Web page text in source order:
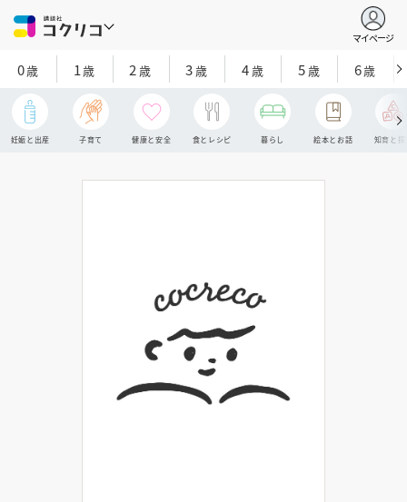
マイページ
0歳 1歳 2 歳 3歳 4歳 5歳 6歳
妊娠と出産 子育て 健康と安全 食とレシピ 暮らし 絵本とお話 知育と探